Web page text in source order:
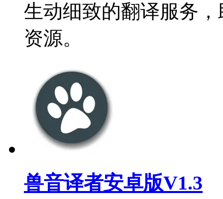
生动细致的翻译服务
资源。
兽音译者安卓版V1.3